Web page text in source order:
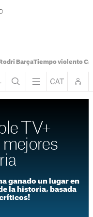
Rodri BarçaTiempo violento
TV+
ganado un lugar en
la historia, basada